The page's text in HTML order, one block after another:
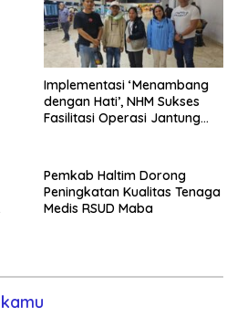
Implementasi ‘Menambang
dengan Hati’, NHM Sukses
Fasilitasi Operasi Jantung
Pemkab Haltim Dorong
Peningkatan Kualitas Tenaga
Medis RSUD Maba